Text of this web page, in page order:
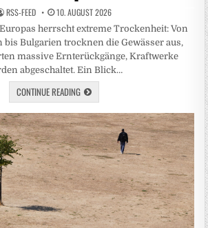
RSS-FEED 10. AUGUST 2026
herrscht extreme Trockenheit: Von
bis Bulgarien trocknen die Gewässer aus,
massive Ernterückgänge, Kraftwerke
abgeschaltet. Ein Blick…
CONTINUE READING